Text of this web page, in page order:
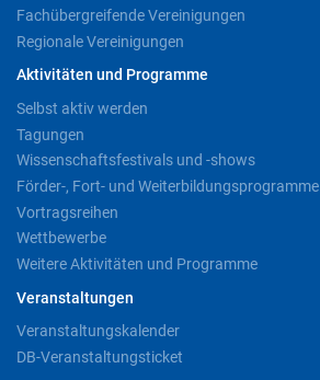
Fachübergreifende Vereinigungen
Regionale Vereinigungen
Aktivitäten und Programme
Selbst aktiv werden
Tagungen
Wissenschaftsfestivals und -shows
Förder-, Fort- und Weiterbildungsprogramme
Vortragsreihen
Wettbewerbe
Weitere Aktivitäten und Programme
Veranstaltungen
Veranstaltungskalender
DB-Veranstaltungsticket